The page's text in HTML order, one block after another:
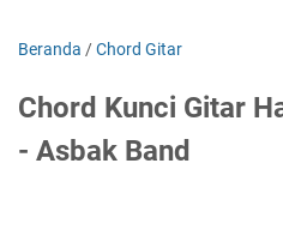
Beranda /Chord Gitar
Chord Kunci Gitar
- Asbak Band